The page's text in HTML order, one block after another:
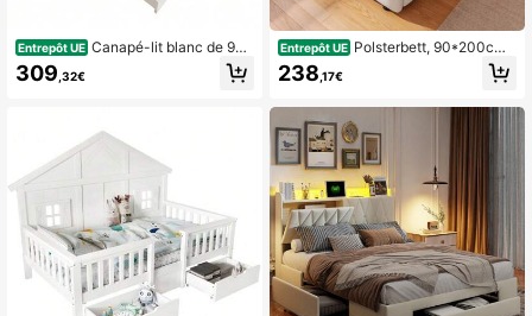
Entrepôt UE Canapé-lit blanc de 90
x 190 cm avec deux tiroirs, en bois,
accoudoirs arrondis et confortable. I
309 ,32€
Entrepôt UE Polsterbett, 90*200cm,
hydraulische Lagerung, ohne Kopft
eil, ohne Matratze, Beige
238 ,17€